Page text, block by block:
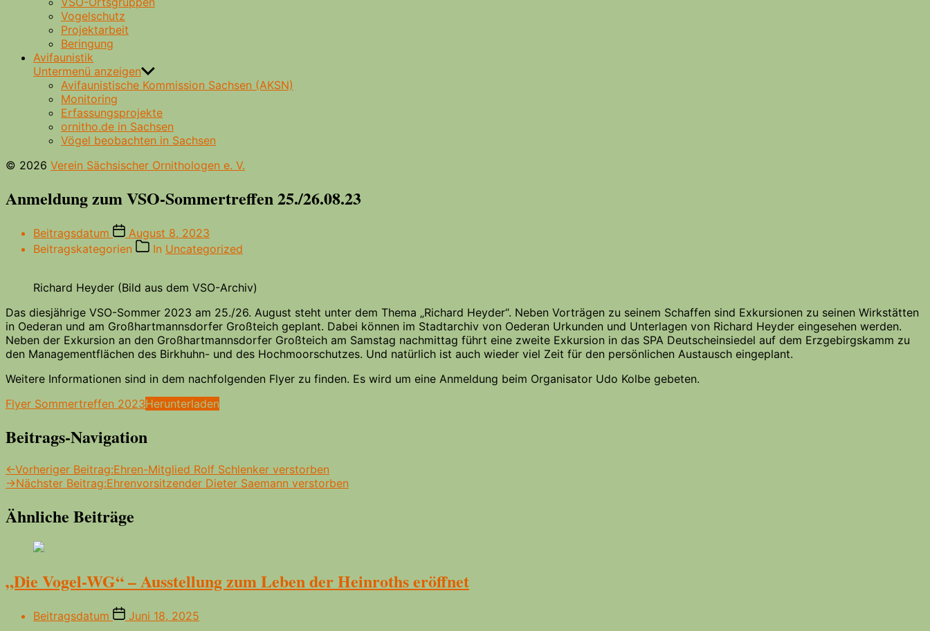
Vogelschutz
Projektarbeit
Beringung
Avifaunistik
Untermenü anzeigen
Avifaunistische Kommission Sachsen (AKSN)
Monitoring
Erfassungsprojekte
ornitho.de in Sachsen
Vögel beobachten in Sachsen
© 2026 Verein Sächsischer Ornithologen e. V.
Anmeldung zum VSO-Sommertreffen 25./26.08.23
Beitragsdatum
August 8, 2023
Beitragskategorien
In Uncategorized
Richard Heyder (Bild aus dem VSO-Archiv)
Das diesjährige VSO-Sommer 2023 am 25./26. August steht unter dem Thema „Richard Heyder“. Neben Vorträgen zu seinem Schaffen sind Exkursionen zu seinen Wirkstätten
in Oederan und am Großhartmannsdorfer Großteich geplant. Dabei können im Stadtarchiv von Oederan Urkunden und Unterlagen von Richard Heyder eingesehen werden.
Neben der Exkursion an den Großhartmannsdorfer Großteich am Samstag nachmittag führt eine zweite Exkursion in das SPA Deutscheinsiedel auf dem Erzgebirgskamm zu
den Managementflächen des Birkhuhn- und des Hochmoorschutzes. Und natürlich ist auch wieder viel Zeit für den persönlichen Austausch eingeplant.
Weitere Informationen sind in dem nachfolgenden Flyer zu finden. Es wird um eine Anmeldung beim Organisator Udo Kolbe gebeten.
Flyer Sommertreffen 2023Herunterladen
Beitrags-Navigation
←Vorheriger Beitrag:Ehren-Mitglied Rolf Schlenker verstorben
→Nächster Beitrag:Ehrenvorsitzender Dieter Saemann verstorben
Ähnliche Beiträge
„Die Vogel-WG“ – Ausstellung zum Leben der Heinroths eröffnet
Beitragsdatum Juni 18, 2025